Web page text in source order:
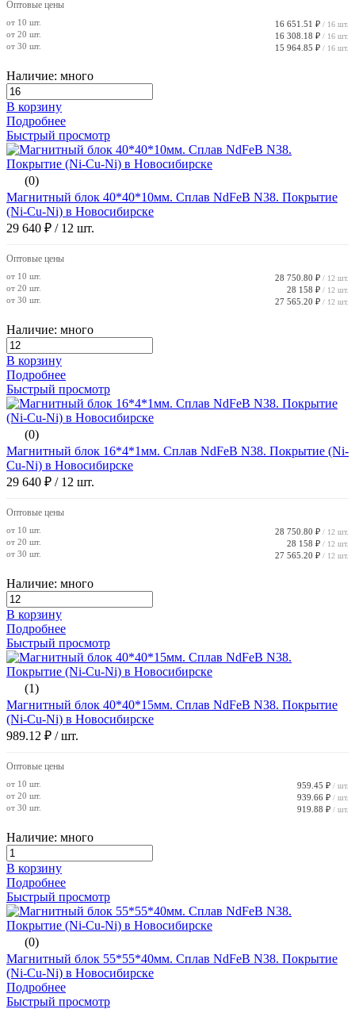
Оптовые цены
от 10 шт. 16 651.51 ₽ / 16 шт.
от 20 шт. 16 308.18 ₽ / 16 шт.
от 30 шт. 15 964.85 ₽ / 16 шт.
Наличие: много
В корзину
Подробнее
Быстрый просмотр
(0)
Магнитный блок 40*40*10мм. Сплав NdFeB N38. Покрытие
(Ni-Cu-Ni) в Новосибирске
29 640 ₽ / 12 шт.
Оптовые цены
от 10 шт. 28 750.80 ₽ / 12 шт.
от 20 шт. 28 158 ₽ / 12 шт.
от 30 шт. 27 565.20 ₽ / 12 шт.
Наличие: много
В корзину
Подробнее
Быстрый просмотр
(0)
Магнитный блок 16*4*1мм. Сплав NdFeB N38. Покрытие (Ni-
Cu-Ni) в Новосибирске
29 640 ₽ / 12 шт.
Оптовые цены
от 10 шт. 28 750.80 ₽ / 12 шт.
от 20 шт. 28 158 ₽ / 12 шт.
от 30 шт. 27 565.20 ₽ / 12 шт.
Наличие: много
В корзину
Подробнее
Быстрый просмотр
(1)
Магнитный блок 40*40*15мм. Сплав NdFeB N38. Покрытие
(Ni-Cu-Ni) в Новосибирске
989.12 ₽ / шт.
Оптовые цены
от 10 шт. 959.45 ₽ / шт.
от 20 шт. 939.66 ₽ / шт.
от 30 шт. 919.88 ₽ / шт.
Наличие: много
В корзину
Подробнее
Быстрый просмотр
(0)
Магнитный блок 55*55*40мм. Сплав NdFeB N38. Покрытие
(Ni-Cu-Ni) в Новосибирске
Подробнее
Быстрый просмотр